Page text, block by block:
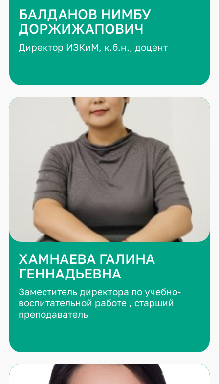
БАЛДАНОВ НИМБУ
ДОРЖИЖАПОВИЧ
Директор ИЗКиМ, к.б.н., доцент
ХАМНАЕВА ГАЛИНА
ГЕННАДЬЕВНА
Заместитель директора по учебно-
воспитательной работе , старший
преподаватель